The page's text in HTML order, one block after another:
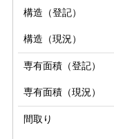
構造（登記）
構造（現況）
専有面積（登記）
専有面積（現況）
間取り